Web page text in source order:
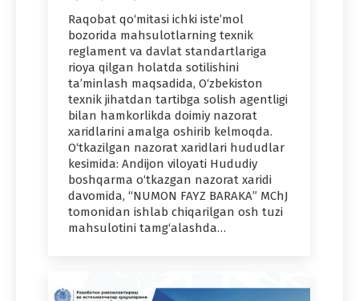
Raqobat qo‘mitasi ichki iste’mol
bozorida mahsulotlarning texnik
reglament va davlat standartlariga
rioya qilgan holatda sotilishini
ta’minlash maqsadida, O‘zbekiston
texnik jihatdan tartibga solish agentligi
bilan hamkorlikda doimiy nazorat
xaridlarini amalga oshirib kelmoqda.
O‘tkazilgan nazorat xaridlari hududlar
kesimida: Andijon viloyati Hududiy
boshqarma o‘tkazgan nazorat xaridi
davomida, “NUMON FAYZ BARAKA” MChJ
tomonidan ishlab chiqarilgan osh tuzi
mahsulotini tamg‘alashda…